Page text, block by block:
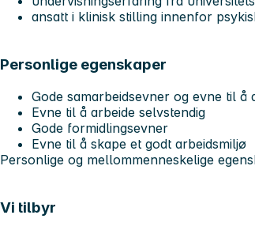
ansatt i klinisk stilling innenfor
Personlige egenskaper
Gode samarbeidsevner og evne til å
Evne til å arbeide selvstendig
Gode formidlingsevner
Evne til å skape et godt arbeidsmiljø
Personlige og mellommenneskelige
Vi tilbyr